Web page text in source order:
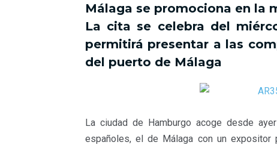
c
e
b
o
o
i
t
t
r
n
k
e
d
I
a
t
s
p
a
i
l
m
a
t
i
Málaga se promociona en la
La cita se celebra del
permitirá presentar a las
del puerto de Málaga
La ciudad de Hamburgo acoge desde
españoles, el de Málaga con un